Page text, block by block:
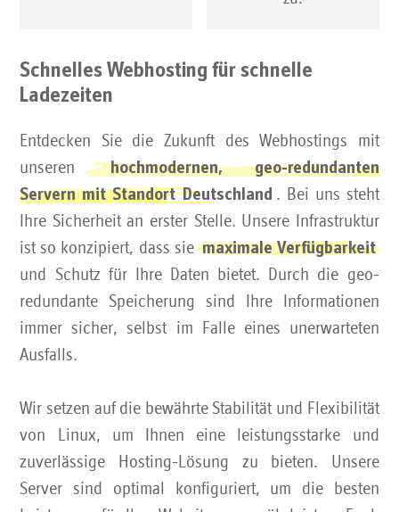
Schnelles Webhosting für schnelle
Ladezeiten
Entdecken Sie die Zukunft des Webhostings mit
unseren
hochmodernen, geo-redundanten
Servern mit Standort Deutschland . Bei uns steht
Ihre Sicherheit an erster Stelle. Unsere Infrastruktur
ist so konzipiert, dass sie maximale Verfügbarkeit
und Schutz für Ihre Daten bietet. Durch die geo-
redundante Speicherung sind Ihre Informationen
immer sicher, selbst im Falle eines unerwarteten
Ausfalls.
Wir setzen auf die bewährte Stabilität und Flexibilität
von Linux, um Ihnen eine leistungsstarke und
zuverlässige Hosting-Lösung zu bieten. Unsere
Server sind optimal konfiguriert, um die besten